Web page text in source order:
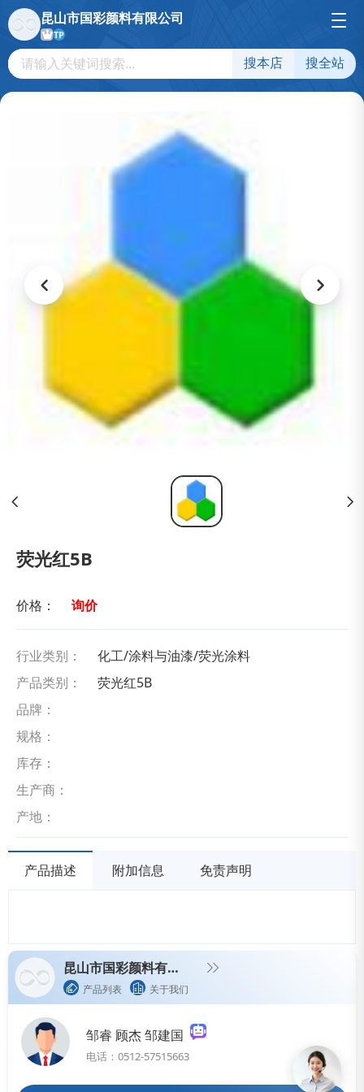
昆山市国彩颜料有限公司
TP
搜本店 搜全站
荧光红5B
价格： 询价
行业类别：
化工/涂料与油漆/荧光涂料
产品类别：
荧光红5B
品牌：
规格：
库存：
生产商：
产地：
产品描述 附加信息 免责声明
昆山市国彩颜料有限公司
产品列表 关于我们
邹睿 顾杰 邹建国
电话：0512-57515663